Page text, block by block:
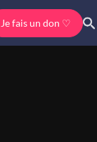
Je fais un don ♡